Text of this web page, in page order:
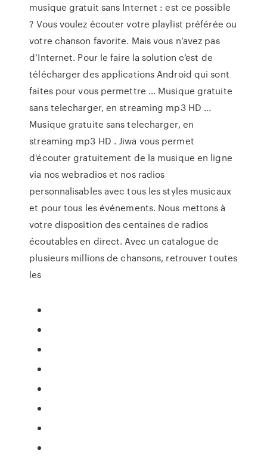
musique gratuit sans Internet : est ce possible
? Vous voulez écouter votre playlist préférée ou
votre chanson favorite. Mais vous n’avez pas
d’Internet. Pour le faire la solution c’est de
télécharger des applications Android qui sont
faites pour vous permettre … Musique gratuite
sans telecharger, en streaming mp3 HD ...
Musique gratuite sans telecharger, en
streaming mp3 HD . Jiwa vous permet
d'écouter gratuitement de la musique en ligne
via nos webradios et nos radios
personnalisables avec tous les styles musicaux
et pour tous les événements. Nous mettons à
votre disposition des centaines de radios
écoutables en direct. Avec un catalogue de
plusieurs millions de chansons, retrouver toutes
les